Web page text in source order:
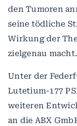
den Tumoren
seine tödliche
Wirkung der
zielgenau macht.
Unter der
Lutetium-177
weiteren
an die ABX